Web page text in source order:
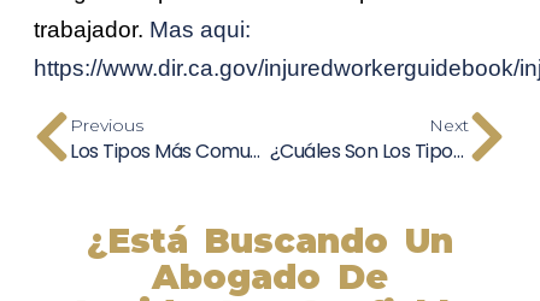
trabajador. Mas aqui:
https://www.dir.ca.gov/injuredworkerguidebook/
Previous
Los Tipos Más Comunes De Accidentes En El Trabajo Y Cómo Protegerse
Next
¿Cuáles Son Los Tipos De Lesiones Laborales Más Comunes?
¿Está Buscando Un
Abogado De